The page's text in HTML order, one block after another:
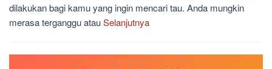
dilakukan bagi kamu yang ingin mencari tau. Anda mungkin
merasa terganggu atauSelanjutnya